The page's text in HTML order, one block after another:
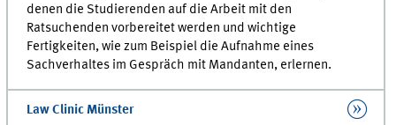
denen die Studierenden auf die Arbeit mit den
Ratsuchenden vorbereitet werden und wichtige
Fertigkeiten, wie zum Beispiel die Aufnahme eines
Sachverhaltes im Gespräch mit Mandanten, erlernen.
Law Clinic Münster